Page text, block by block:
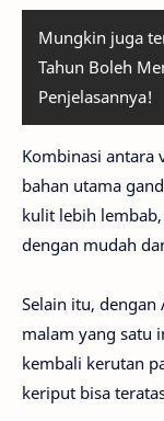
Mungkin juga
Tahun Boleh
Penjelasannya!
Kombinasi antara
bahan utama
kulit lebih
dengan mudah
Selain itu,
malam yang satu
kembali kerutan
keriput bisa